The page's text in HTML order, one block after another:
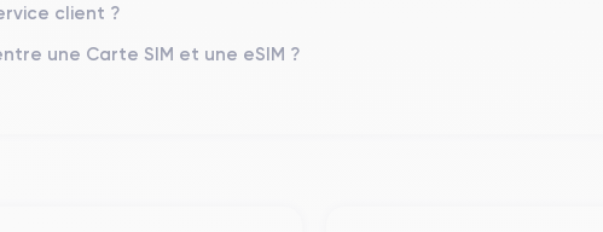
client ?
une Carte SIM et une eSIM ?